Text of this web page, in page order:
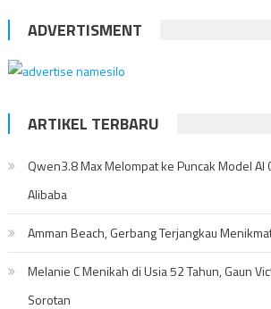
ADVERTISMENT
ARTIKEL TERBARU
Qwen3.8 Max Melompat ke Puncak Model AI
Alibaba
Amman Beach, Gerbang Terjangkau
Melanie C Menikah di Usia 52 Tahun, Gaun
Sorotan